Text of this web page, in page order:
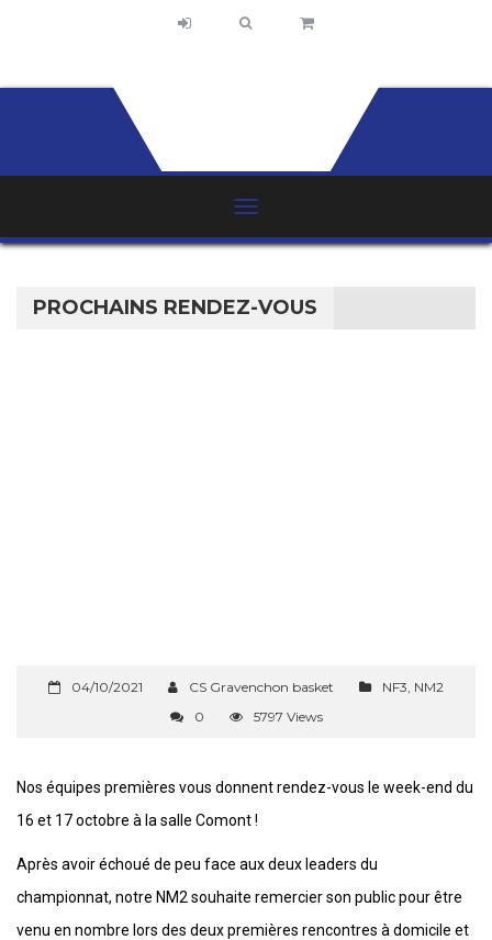
PROCHAINS RENDEZ-VOUS
04/10/2021 CS Gravenchon basket NF3 NM2
0
5797 Views
Nos équipes premières vous donnent rendez-vous le week-end du
16 et 17 octobre à la salle Comont !
Après avoir échoué de peu face aux deux leaders du
championnat, notre NM2 souhaite remercier son public pour être
venu en nombre lors des deux premières rencontres à domicile et